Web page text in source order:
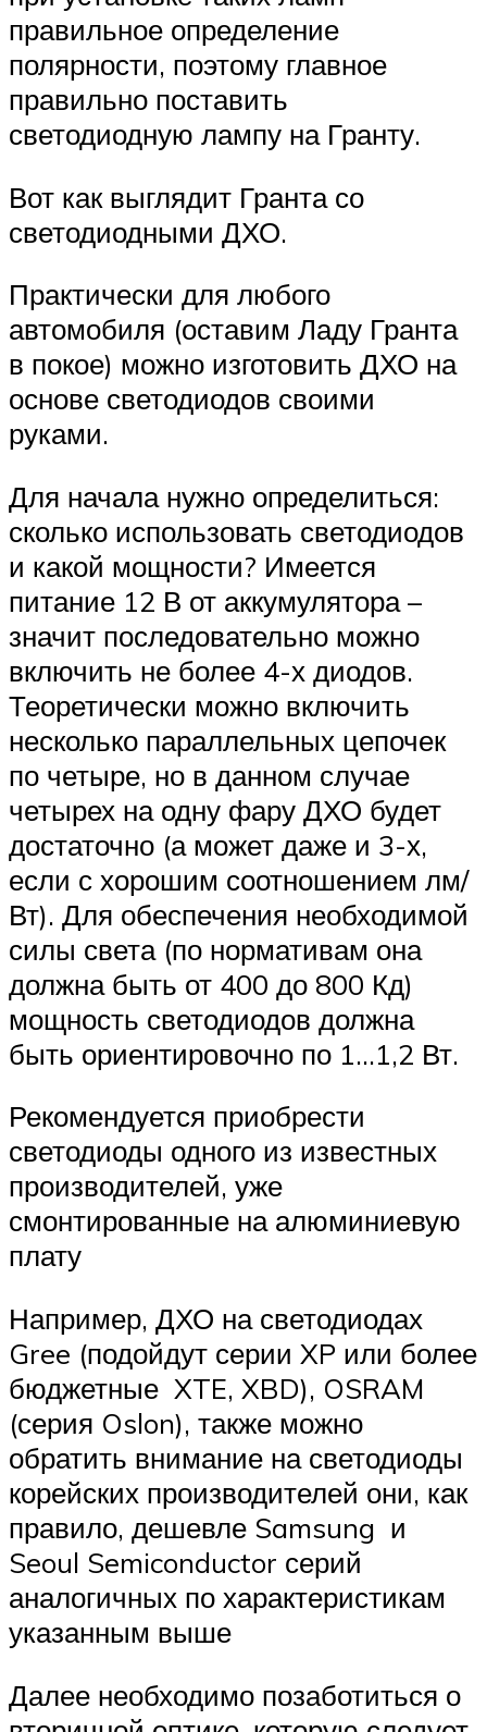
правильное определение
полярности, поэтому главное
правильно поставить
светодиодную лампу на Гранту.
Вот как выглядит Гранта со
светодиодными ДХО.
Практически для любого
автомобиля (оставим Ладу Гранта
в покое) можно изготовить ДХО на
основе светодиодов своими
руками.
Для начала нужно определиться:
сколько использовать светодиодов
и какой мощности? Имеется
питание 12 В от аккумулятора –
значит последовательно можно
включить не более 4-х диодов.
Теоретически можно включить
несколько параллельных цепочек
по четыре, но в данном случае
четырех на одну фару ДХО будет
достаточно (а может даже и 3-х,
если с хорошим соотношением лм/
Вт). Для обеспечения необходимой
силы света (по нормативам она
должна быть от 400 до 800 Кд)
мощность светодиодов должна
быть ориентировочно по 1…1,2 Вт.
Рекомендуется приобрести
светодиоды одного из известных
производителей, уже
смонтированные на алюминиевую
плату
Например, ДХО на светодиодах
Gree (подойдут серии XP или более
бюджетные XTE, XBD), OSRAM
(серия Oslon), также можно
обратить внимание на светодиоды
корейских производителей они, как
правило, дешевле Samsung и
Seoul Semiconductor серий
аналогичных по характеристикам
указанным выше
Далее необходимо позаботиться о